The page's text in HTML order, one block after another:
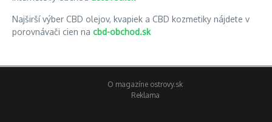
Najširší výber CBD olejov, kvapiek a CBD kozmetiky nájdete v
porovnávači cien na cbd-obchod.sk
O magazíne ostrovy.sk
Reklama